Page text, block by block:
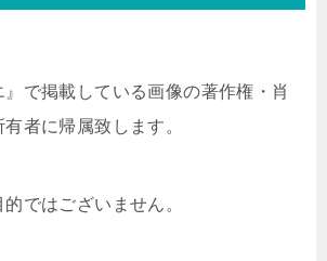
』で掲載している画像の著作権・肖
者に帰属致します。
ではございません。